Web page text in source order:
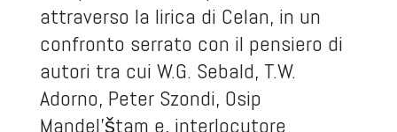
attraverso la lirica di Celan, in un
confronto serrato con il pensiero di
autori tra cui W.G. Sebald, T.W.
Adorno, Peter Szondi, Osip
Mandel'štam e, interlocutore